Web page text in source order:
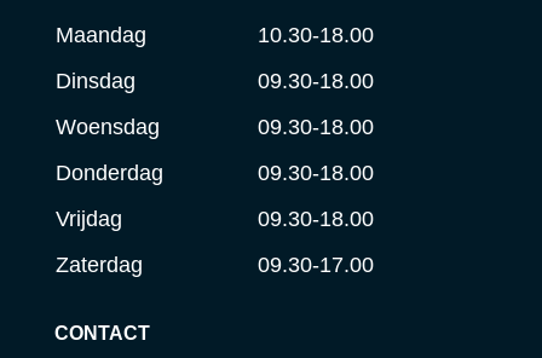
Maandag
10.30-18.00
Dinsdag
09.30-18.00
Woensdag
09.30-18.00
Donderdag
09.30-18.00
Vrijdag
09.30-18.00
Zaterdag
09.30-17.00
CONTACT